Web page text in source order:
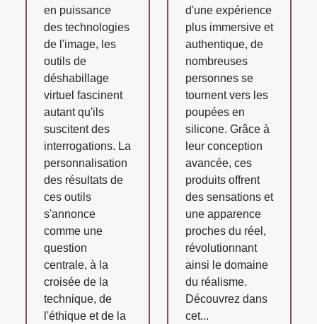
en puissance
des technologies
de l'image, les
outils de
déshabillage
virtuel fascinent
autant qu'ils
suscitent des
interrogations. La
personnalisation
des résultats de
ces outils
s'annonce
comme une
question
centrale, à la
croisée de la
technique, de
l'éthique et de la
d'une expérience
plus immersive et
authentique, de
nombreuses
personnes se
tournent vers les
poupées en
silicone. Grâce à
leur conception
avancée, ces
produits offrent
des sensations et
une apparence
proches du réel,
révolutionnant
ainsi le domaine
du réalisme.
Découvrez dans
cet...